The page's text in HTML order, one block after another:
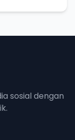
sosial dengan